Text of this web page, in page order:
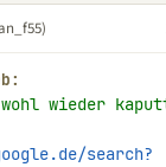
wieder
search?